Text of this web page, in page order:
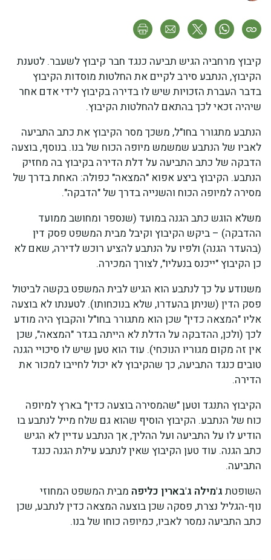
קיבוץ מרחביה הגיש תביעה כנגד חבר קיבוץ לשעבר. לטענת
הקיבוץ, הנתבע סירב לקיים את החלטות מוסדות הקיבוץ
בדבר העברת הזכויות שיש לו בדירה בקיבוץ לידי אדם אחר
שיהיה זכאי לכך בהתאם להחלטות הקיבוץ.
הנתבע מתגורר בחו"ל, משכך מסר הקיבוץ את כתב התביעה
לאביו של הנתבע שמשמש מיופה הכוח של בנו. בנוסף, בוצעה
הדבקה של כתב התביעה על דלת הדירה בקיבוץ בה מחזיק
הנתבע. הקיבוץ ביצע אפוא "המצאה" כפולה: האחת בדרך של
מסירה למיופה הכוח והשנייה בדרך של "הדבקה".
משלא הוגש כתב הגנה במועד (שנספר ומחושב ממועד
ההדבקה) – ביקש הקיבוץ וקיבל מבית המשפט פסק דין
(בהעדר הגנה) ולפיו על הנתבע להציע רוכש לדירה, שאם לא
כן הקיבוץ "ייכנס בנעליו", לצורך המכירה.
משנודע על כך לנתבע הוא הגיש לבית המשפט בקשה לביטול
פסק הדין (שניתן בהעדרו, שלא בנוכחותו). לטענתו לא בוצעה
אליו "המצאה כדין" שכן הוא מתגורר בחו"ל והקבוץ היה מודע
לכך (ולכן, ההדבקה על הדלת לא הייתה בגדר "המצאה", שכן
אין זה מקום מגוריו הנוכחי). עוד הוא טען שיש לו סיכויי הגנה
טובים כנגד התביעה, כך שהקיבוץ לא יכול לחייבו למכור את
הדירה.
הקיבוץ התנגד וטען "שהמסירה בוצעה כדין" בארץ למיופה
כוח של הנתבע. הקיבוץ הוסיף שהוא גם שלח מייל לנתבע בו
הודיע לו על התביעה ועל ההליך, אך הנתבע עדיין לא הגיש
כתב הגנה. עוד טען הקיבוץ שאין לנתבע עילת הגנה כנגד
התביעה.
השופטת ג'מילה ג'בארין כליפה מבית המשפט המחוזי
נוף-הגליל נצרת, פסקה שכן בוצעה המצאה כדין לנתבע, שכן
כתב התביעה נמסר לאביו, כמיופה כוחו של בנו.